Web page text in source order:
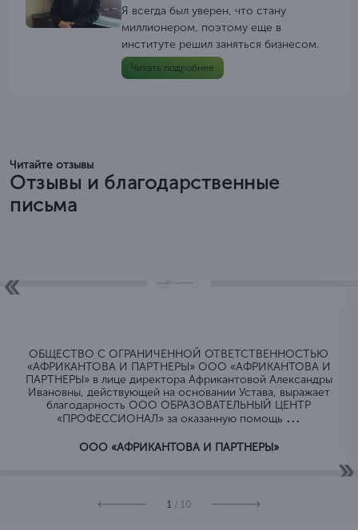
Я всегда был уверен, что стану
миллионером, поэтому еще в
институте решил заняться бизнесом.
Читать подробнее
Читайте отзывы
Отзывы и благодарственные
письма
ОБЩЕСТВО C ОГРАНИЧЕННОЙ ОТВЕТСТВЕННОСТЬЮ
«АФРИКАНТОВА И ПАРТНЕРЫ» ООО «АФРИКАНТОВА И
ПАРТНЕРЫ» в лице директора Африкантовой Александры
Ивановны, действующей на основании Устава, выражает
благодарность ООО ОБРАЗОВАТЕЛЬНЫЙ ЦЕНТР
«ПРОФЕССИОНАЛ» за оказанную помощь ...
ООО «АФРИКАНТОВА И ПАРТНЕРЫ»
1 / 10